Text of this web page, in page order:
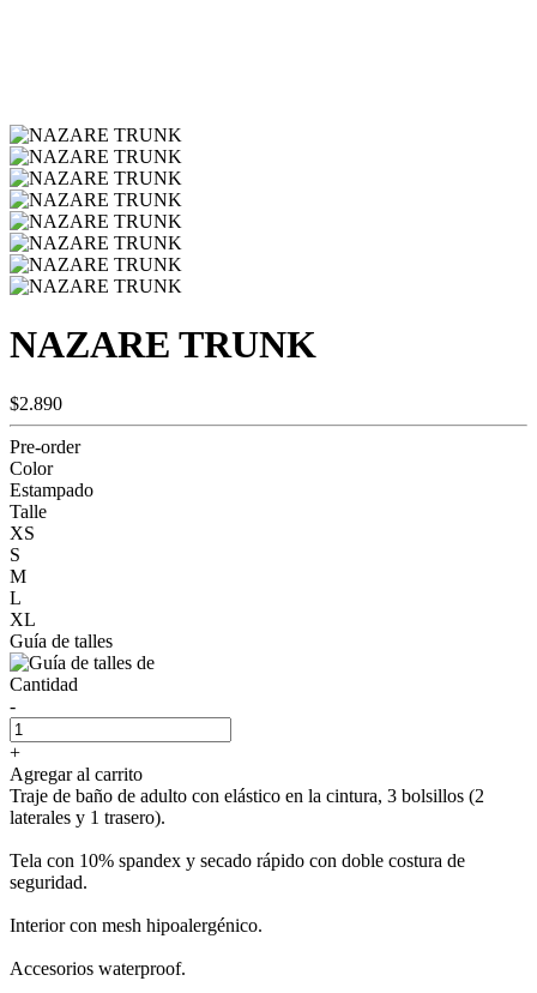
NAZARE TRUNK
$2.890
Pre-order
Color
Estampado
Talle
XS
S
M
L
XL
Guía de talles
Cantidad
-
+
Agregar al carrito
Traje de baño de adulto con elástico en la cintura, 3 bolsillos (2
laterales y 1 trasero).
Tela con 10% spandex y secado rápido con doble costura de
seguridad.
Interior con mesh hipoalergénico.
Accesorios waterproof.